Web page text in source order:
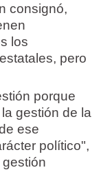
consignó,
los
pero
porque
gestión de la
ese
político",